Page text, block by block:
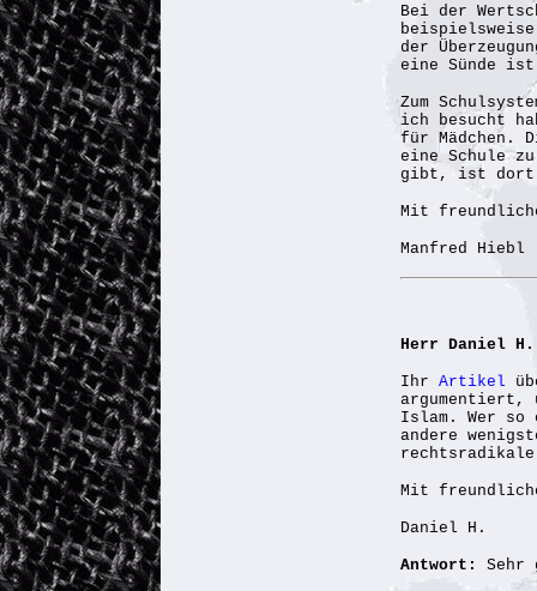
Bei der
der
eine Sünde
Zum
ich besucht
für Mädchen.
eine Schule
gibt, ist dort
Mit
Manfred Hiebl
Herr Daniel
Ihr Artikel
argumentiert,
Islam. Wer so
andere
rechtsradikale
Mit
Daniel H.
Antwort: Sehr